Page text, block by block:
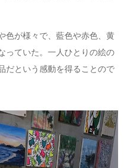
色が様々で、藍色や赤色、黄
っていた。一人ひとりの絵の
だという感動を得ることので